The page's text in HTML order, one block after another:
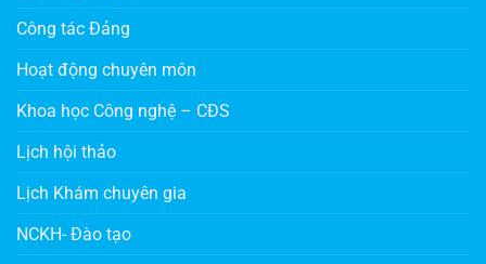
Công tác Đảng
Hoạt động chuyên môn
Khoa học Công nghệ – CĐS
Lịch hội thảo
Lịch Khám chuyên gia
NCKH- Đào tạo